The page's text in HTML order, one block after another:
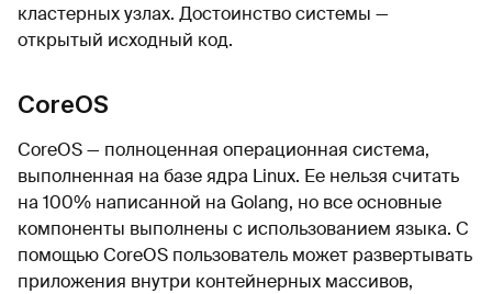
кластерных узлах. Достоинство системы —
открытый исходный код.
CoreOS
CoreOS — полноценная операционная система,
выполненная на базе ядра Linux. Ее нельзя считать
на 100% написанной на Golang, но все основные
компоненты выполнены с использованием языка. С
помощью CoreOS пользователь может развертывать
приложения внутри контейнерных массивов,